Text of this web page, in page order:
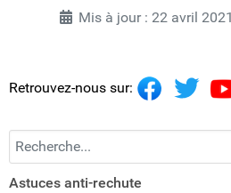
Mis à jour : 22 avril 2021
Retrouvez-nous sur:
Recherchez...
Astuces anti-rechute